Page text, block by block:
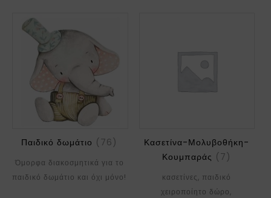
Παιδικό δωμάτιο (76)
Όμορφα διακοσμητικά για το
παιδικό δωμάτιο και όχι μόνο!
Κασετίνα-Μολυβοθήκη-
Κουμπαράς (7)
κασετίνες, παιδικό
χειροποίητο δώρο,